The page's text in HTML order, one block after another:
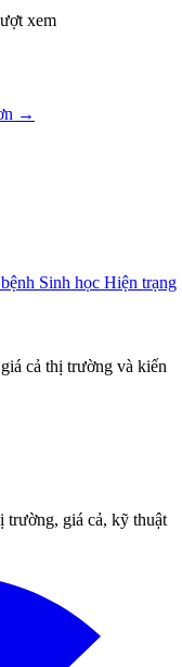
xem
→
Sinh học Hiện trạng
cả thị trường và kiến
trường, giá cả, kỹ thuật